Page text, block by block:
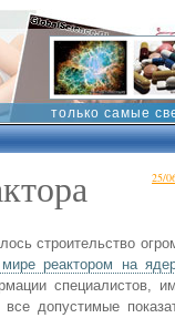
только самые
25/
строительство
реактором на
специалистов,
допустимые